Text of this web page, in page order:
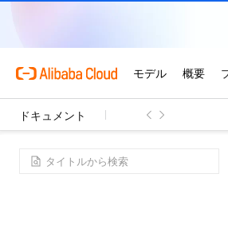
ドキュメント